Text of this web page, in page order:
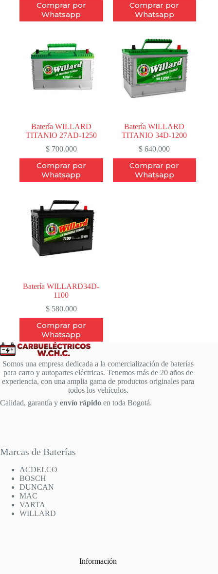
Comprar por
Whatsapp
Comprar por
Whatsapp
Batería WILLARD
TITANIO 27AD-1250
$700.000
Comprar por
Whatsapp
Batería WILLARD
TITANIO 34D-1200
$ 640.000
Comprar por
Whatsapp
Batería WILLARD34D-
1100
$580.000
Comprar por
Whatsapp
Somos una empresa dedicada a la comercialización de baterías
para carro y autopartes eléctricas. Tenemos más de 20 años de
experiencia, con una amplia gama de productos originales para
todos los vehículos.
Calidad, garantía y envío rápido en toda Bogotá.
Marcas de Baterías
ACDELCO
BOSCH
DUNCAN
MAC
VARTA
WILLARD
Información